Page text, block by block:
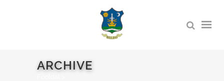
ARCHIVE